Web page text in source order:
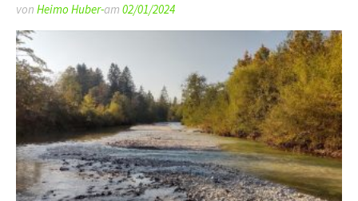
von Heimo Huber-am 02/01/2024